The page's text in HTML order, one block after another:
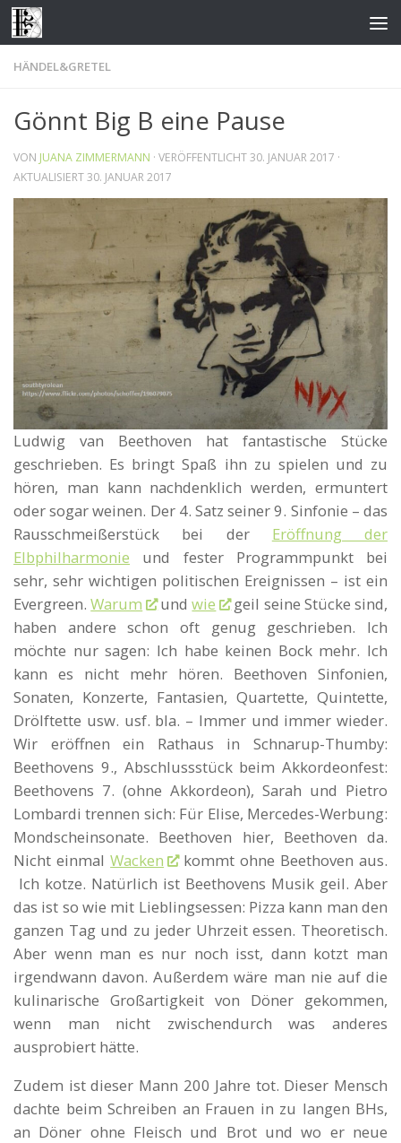
Zum Inhalt springen
HÄNDEL&GRETEL
Gönnt Big B eine Pause
VON JUANA ZIMMERMANN · VERÖFFENTLICHT30. JANUAR 2017 ·
AKTUALISIERT30. JANUAR 2017
Ludwig van Beethoven hat fantastische Stücke
geschrieben. Es bringt Spaß ihn zu spielen und zu
hören, man kann nachdenklich werden, ermuntert
oder sogar weinen. Der 4. Satz seiner 9. Sinfonie – das
Rausschmeißerstück bei der Eröffnung der
Elbphilharmonie und fester Programmpunkt bei
sehr, sehr wichtigen politischen Ereignissen – ist ein
Evergreen.Warum undwie
geil seine Stücke sind,
haben andere schon oft genug geschrieben. Ich
möchte nur sagen: Ich habe keinen Bock mehr. Ich
kann es nicht mehr hören. Beethoven Sinfonien,
Sonaten, Konzerte, Fantasien, Quartette, Quintette,
Drölftette usw. usf. bla. – Immer und immer wieder.
Wir eröffnen ein Rathaus in Schnarup-Thumby:
Beethovens 9., Abschlussstück beim Akkordeonfest:
Beethovens 7. (ohne Akkordeon), Sarah und Pietro
Lombardi trennen sich: Für Elise, Mercedes-Werbung:
Mondscheinsonate. Beethoven hier, Beethoven da.
Nicht einmalWacken
kommt ohne Beethoven aus.
Ich kotze. Natürlich ist Beethovens Musik geil. Aber
das ist so wie mit Lieblingsessen: Pizza kann man den
ganzen Tag und zu jeder Uhrzeit essen. Theoretisch.
Aber wenn man es nur noch isst, dann kotzt man
irgendwann davon. Außerdem wäre man nie auf die
kulinarische Großartigkeit von Döner gekommen,
wenn man nicht zwischendurch was anderes
ausprobiert hätte.
Zudem ist dieser Mann 200 Jahre tot. Dieser Mensch
dachte beim Schreiben an Frauen in zu langen BHs,
an Döner ohne Fleisch und Brot und wo er neue